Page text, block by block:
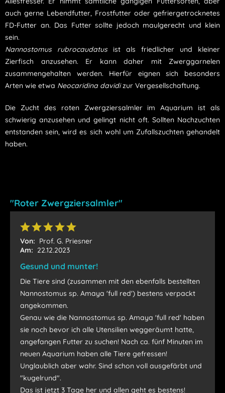
auch gerne Lebendfutter, Frostfutter oder gefriergetrocknetes
FD-Futter an. Das Futter sollte jedoch maulgerecht und klein
sein.
Nannostomus rubrocaudatusist als friedlicher und kleiner
Zierfisch anzusehen. Er kann daher mit Zwerggarnelen
zusammengehalten werden. Hierfür eignen sich besonders
Arten wie etwa Neocaridina davidizur Vergesellschaftung.
Die Zucht des roten Zwergziersalmler im Aquarium ist als
schwierig anzusehen und gelingt nicht oft. Sollten Nachzuchten
entstanden sein, wird es sich wohl um Zufallszuchten gehandelt
haben.
"Roter Zwergziersalmler"
Von: Prof. G. Priesner
Am: 22.12.2023
Gesund und munter!
Die Tiere sind (zusammen mit den ebenfalls bestellten
Nannostomus sp. Amaya 'full red') bestens verpackt
angekommen.
Genau wie die Nannostomus sp. Amaya 'full red' haben
sie noch bevor ich alle Utensilien weggeräumt hatte,
angefangen Futter zu suchen! Nach ca. fünf Minuten im
neuen Aquarium haben alle Tiere gefressen!
Unglaublich aber wahr. Sind schon voll ausgefärbt und
"kugelrund".
Das ist jetzt 3 Tage her und allen geht es bestens!